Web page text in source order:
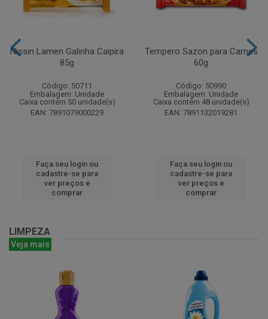
Nissin Lamen Galinha Caipira
85g
Código: 50711
Embalagem: Unidade
Caixa contém 50 unidade(s)
EAN: 7891079000229
Faça seu login ou
cadastre-se para
ver preços e
comprar
Tempero Sazon para Carnes
60g
Código: 50990
Embalagem: Unidade
Caixa contém 48 unidade(s)
EAN: 7891132019281
Faça seu login ou
cadastre-se para
ver preços e
comprar
LIMPEZA
Veja mais